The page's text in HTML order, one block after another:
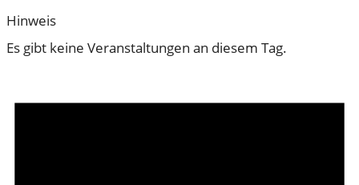
Hinweis
Es gibt keine Veranstaltungen an diesem Tag.